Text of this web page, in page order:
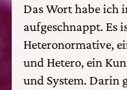
Das Wort habe ich
aufgeschnappt. Es
Heteronormative,
und Hetero, ein
und System. Darin